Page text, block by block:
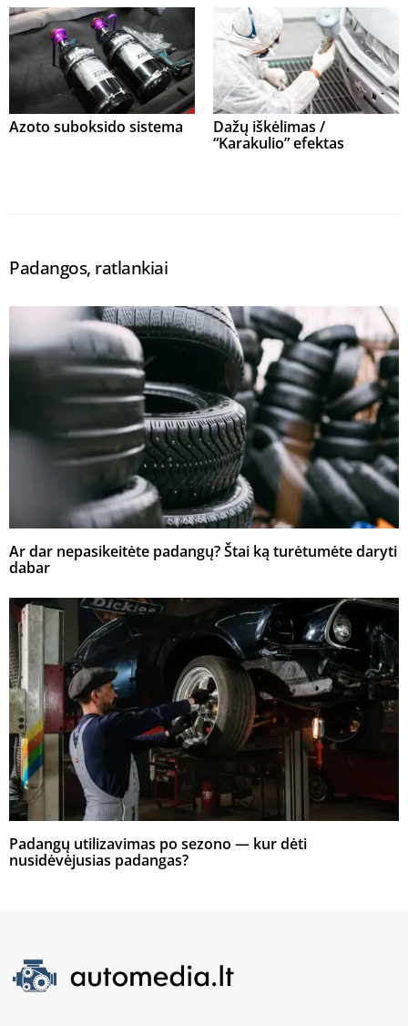
Azoto suboksido sistema
Dažų iškėlimas /
“Karakulio” efektas
Padangos, ratlankiai
Ar dar nepasikeitėte padangų? Štai ką turėtumėte daryti
dabar
Padangų utilizavimas po sezono — kur dėti
nusidėvėjusias padangas?